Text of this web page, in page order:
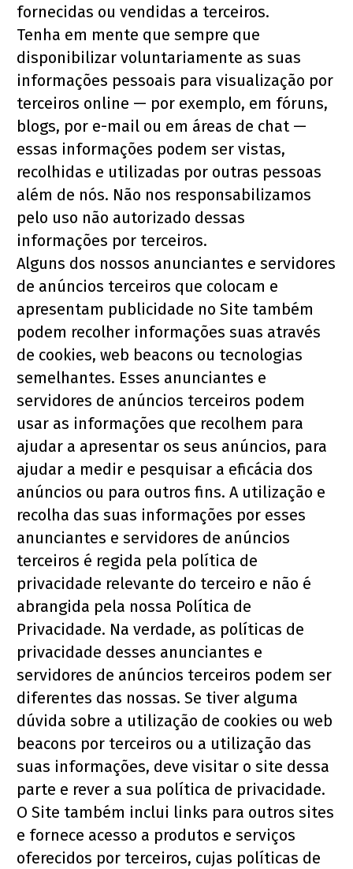
fornecidas ou vendidas a terceiros.
Tenha em mente que sempre que
disponibilizar voluntariamente as suas
informações pessoais para visualização por
terceiros online — por exemplo, em fóruns,
blogs, por e-mail ou em áreas de chat —
essas informações podem ser vistas,
recolhidas e utilizadas por outras pessoas
além de nós. Não nos responsabilizamos
pelo uso não autorizado dessas
informações por terceiros.
Alguns dos nossos anunciantes e servidores
de anúncios terceiros que colocam e
apresentam publicidade no Site também
podem recolher informações suas através
de cookies, web beacons ou tecnologias
semelhantes. Esses anunciantes e
servidores de anúncios terceiros podem
usar as informações que recolhem para
ajudar a apresentar os seus anúncios, para
ajudar a medir e pesquisar a eficácia dos
anúncios ou para outros fins. A utilização e
recolha das suas informações por esses
anunciantes e servidores de anúncios
terceiros é regida pela política de
privacidade relevante do terceiro e não é
abrangida pela nossa Política de
Privacidade. Na verdade, as políticas de
privacidade desses anunciantes e
servidores de anúncios terceiros podem ser
diferentes das nossas. Se tiver alguma
dúvida sobre a utilização de cookies ou web
beacons por terceiros ou a utilização das
suas informações, deve visitar o site dessa
parte e rever a sua política de privacidade.
O Site também inclui links para outros sites
e fornece acesso a produtos e serviços
oferecidos por terceiros, cujas políticas de